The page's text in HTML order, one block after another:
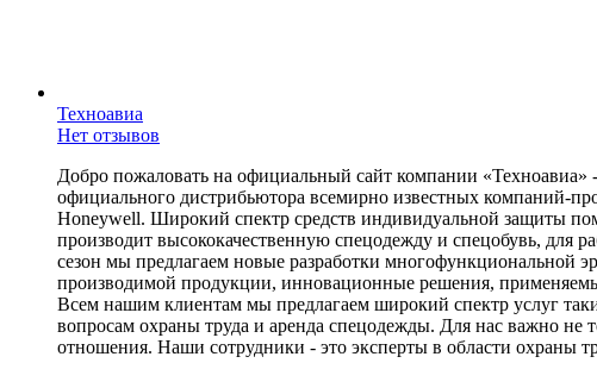
Техноавиа
Нет отзывов
Добро пожаловать на официальный сайт компании
официального дистрибьютора всемирно известных компаний-
Honeywell. Широкий спектр средств индивидуальной защиты
производит высококачественную спецодежду и спецобувь, для
сезон мы предлагаем новые разработки многофункциональной
производимой продукции, инновационные решения,
Всем нашим клиентам мы предлагаем широкий спектр услуг
вопросам охраны труда и аренда спецодежды. Для нас важно не
отношения. Наши сотрудники - это эксперты в области охраны